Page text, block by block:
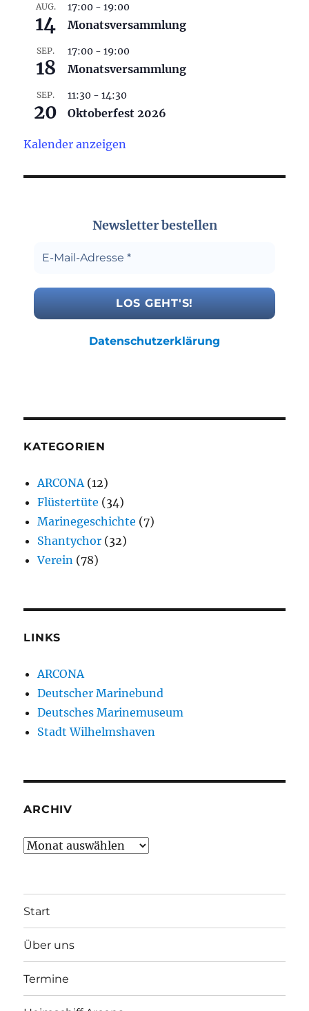
AUG.
14
17:00 -19:00
Monatsversammlung
SEP.
18
17:00 -19:00
Monatsversammlung
SEP.
20
11:30 -14:30
Oktoberfest 2026
Kalender anzeigen
Newsletter bestellen
Datenschutzerklärung
KATEGORIEN
ARCONA(12)
Flüstertüte (34)
Marinegeschichte (7)
Shantychor (32)
Verein (78)
LINKS
ARCONA
Deutscher Marinebund
Deutsches Marinemuseum
Stadt Wilhelmshaven
ARCHIV
Archiv
Start
Über uns
Termine